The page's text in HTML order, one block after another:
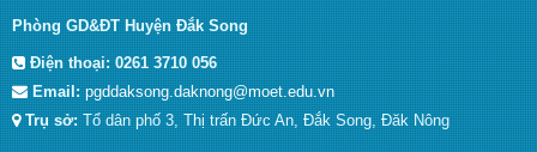
Phòng GD&ĐT Huyện Đắk Song
Điện thoại:0261 3710 056
Email:pgddaksong.daknong@moet.edu.vn
Trụ sở:Tổ dân phố 3, Thị trấn Đức An, Đắk Song, Đăk Nông